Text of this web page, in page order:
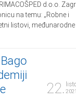
d.o.o.
na temu: „Robne i
listovi, međunarodne
22.